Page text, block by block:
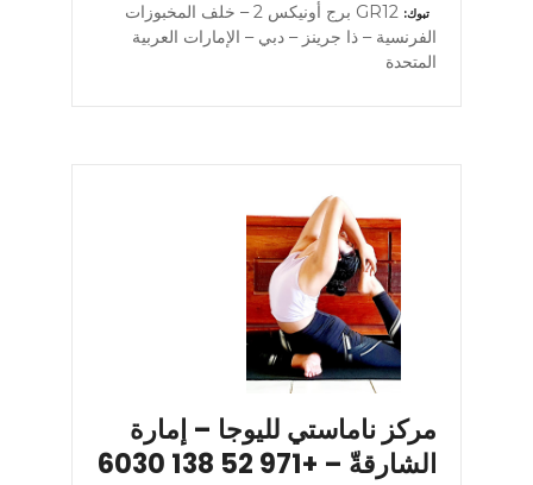
تبوك
GR12 برج أونيكس 2 – خلف المخبوزات
الفرنسية – ذا جرينز – دبي – الإمارات العربية
المتحدة
مركز ناماستي لليوجا – إمارة
الشارقةّ – +971 52 138 6030